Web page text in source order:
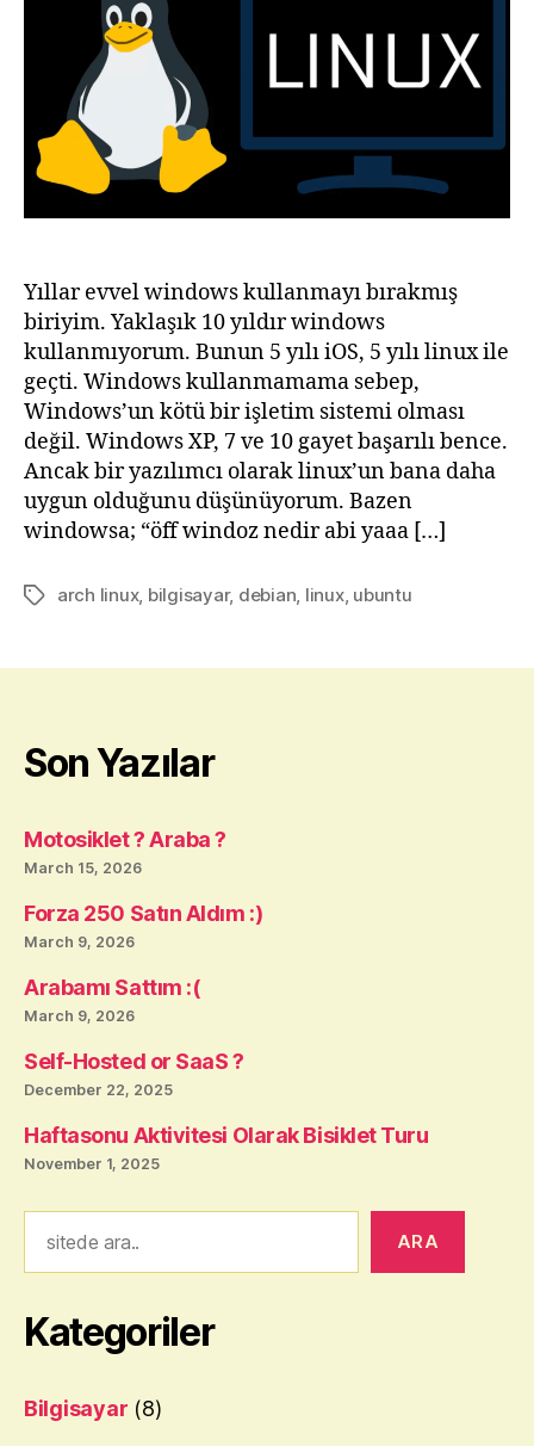
Yıllar evvel windows kullanmayı bırakmış
biriyim. Yaklaşık 10 yıldır windows
kullanmıyorum. Bunun 5 yılı iOS, 5 yılı linux ile
geçti. Windows kullanmamama sebep,
Windows’un kötü bir işletim sistemi olması
değil. Windows XP, 7 ve 10 gayet başarılı bence.
Ancak bir yazılımcı olarak linux’un bana daha
uygun olduğunu düşünüyorum. Bazen
windowsa; “öff windoz nedir abi yaaa […]
Tagsarch linux, bilgisayar, debian, linux, ubuntu
Son Yazılar
Motosiklet ? Araba ?
March 15, 2026
Forza 250 Satın Aldım :)
March 9, 2026
Arabamı Sattım :(
March 9, 2026
Self-Hosted or SaaS ?
December 22, 2025
Haftasonu Aktivitesi Olarak Bisiklet Turu
November 1, 2025
ARA
Kategoriler
Bilgisayar (8)